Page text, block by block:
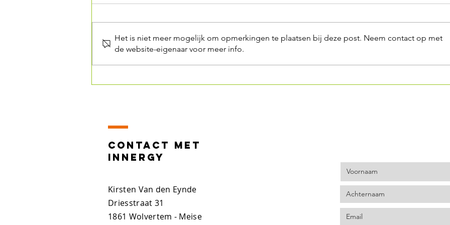
De 4 verborgen
ZADEN NOTEN
Het is niet meer mogelijk om opmerkingen te plaatsen bij deze post. Neem contact op met
de website-eigenaar voor meer info.
Contact MET
INNERGY
Kirsten Van den Eynde
Driesstraat 31
1861 Wolvertem - Meise